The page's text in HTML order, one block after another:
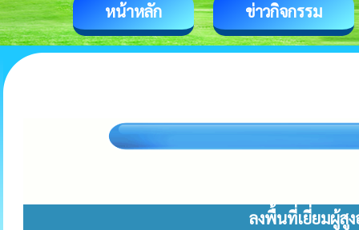
หน้าหลัก ข่าวกิจกรรม
ลงพื้นที่เยี่ยมผู้สู